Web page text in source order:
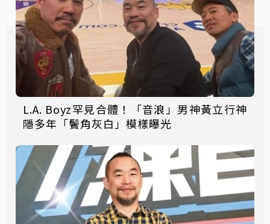
L.A. Boyz罕見合體！「音浪」男神黃立行神
隱多年「鬢角灰白」模樣曝光